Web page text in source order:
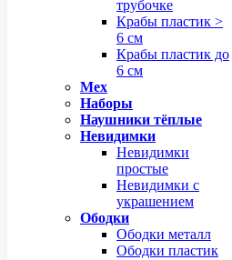
трубочке
Крабы пластик >
6 см
Крабы пластик до
6 см
Мех
Наборы
Наушники тёплые
Невидимки
Невидимки
простые
Невидимки с
украшением
Ободки
Ободки металл
Ободки пластик